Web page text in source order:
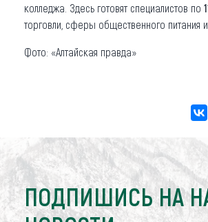
колледжа. Здесь готовят специалистов по
торговли, сферы общественного питания и
Фото: «Алтайская правда»
ПОДПИШИСЬ НА